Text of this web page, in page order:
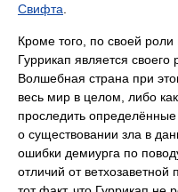
Свифта
Кроме того, по своей
Гуррикап является своего
Волшебная страна при
весь мир в целом, либо
проследить
о существовании зла в
ошибки демиурга по
отличий от